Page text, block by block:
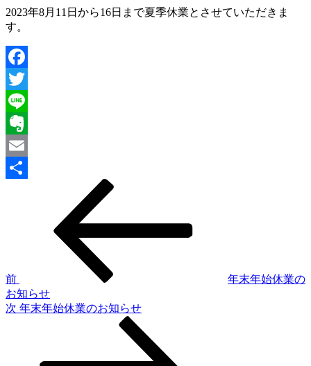
2023年8月11日から16日まで夏季休業とさせていただきま
す。
Facebook
Twitter
Line
Evernote
Email
ゲ
ー
前
年末年始休業の
お知らせ
次
次 年末年始休業のお知らせ